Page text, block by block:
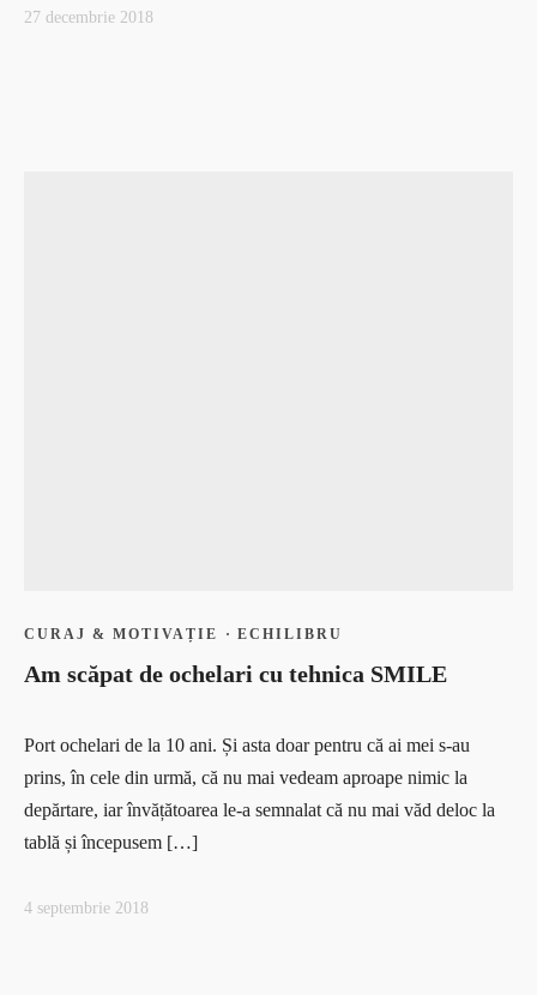
27 decembrie 2018
CURAJ & MOTIVAȚIE · ECHILIBRU
Am scăpat de ochelari cu tehnica SMILE
Port ochelari de la 10 ani. Și asta doar pentru că ai mei s-au
prins, în cele din urmă, că nu mai vedeam aproape nimic la
depărtare, iar învățătoarea le-a semnalat că nu mai văd deloc la
tablă și începusem […]
4 septembrie 2018